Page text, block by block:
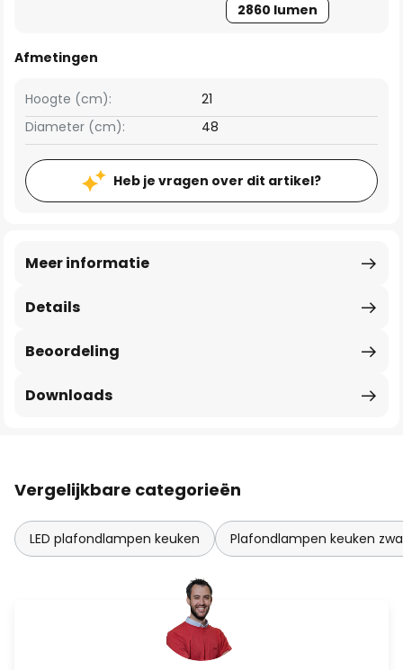
2860 lumen
Afmetingen
Hoogte (cm):
21
Diameter (cm):
48
Heb je vragen over dit artikel?
Details
Meer informatie
Beoordeling
Downloads
Vergelijkbare categorieën
LED plafondlampen keuken Plafondlampen keuken